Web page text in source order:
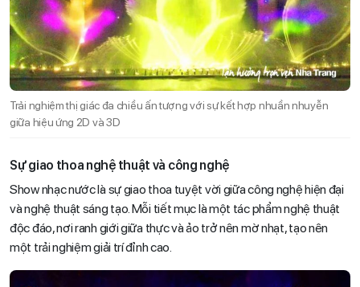
Trải nghiệm thị giác đa chiều ấn tượng với sự kết hợp nhuần nhuyễn
giữa hiệu ứng 2D và 3D
Sự giao thoa nghệ thuật và công nghệ
Show nhạc nước là sự giao thoa tuyệt vời giữa công nghệ hiện đại
và nghệ thuật sáng tạo. Mỗi tiết mục là một tác phẩm nghệ thuật
độc đáo, nơi ranh giới giữa thực và ảo trở nên mờ nhạt, tạo nên
một trải nghiệm giải trí đỉnh cao.